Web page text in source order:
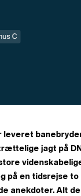
C
leveret
jagt på
på en tidsrejse
anekdoter. Alt